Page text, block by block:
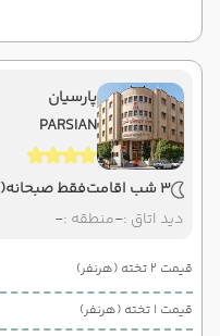
پارسیان
PARSIAN
3 شب اقامت
فقط صبحانه(BB)
دید اتاق :-منطقه :-
قیمت 2 تخته (هرنفر)
قیمت 1 تخته (هرنفر)